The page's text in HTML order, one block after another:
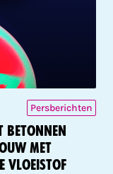
Persberichten
betonnen
met
vloeistof